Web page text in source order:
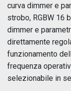
curva dimmer e
strobo, RGBW 16
dimmer e
direttamente
funzionamento
frequenza
selezionabile in